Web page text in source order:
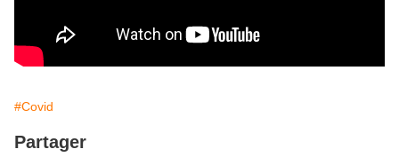
#Covid
Partager